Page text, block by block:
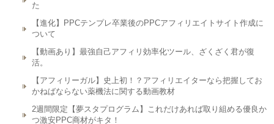
た
【進化】PPCテンプレ卒業後のPPCアフィリエイトサイト作成に
ついて
【動画あり】最強自己アフィリ効率化ツール、ざくざく君が復
活。
【アフィリーガル】史上初！？アフィリエイターなら把握してお
かねばならない薬機法に関する動画教材
2週間限定【夢スタプログラム】これだけあれば取り組める優良か
つ激安PPC商材がキタ！